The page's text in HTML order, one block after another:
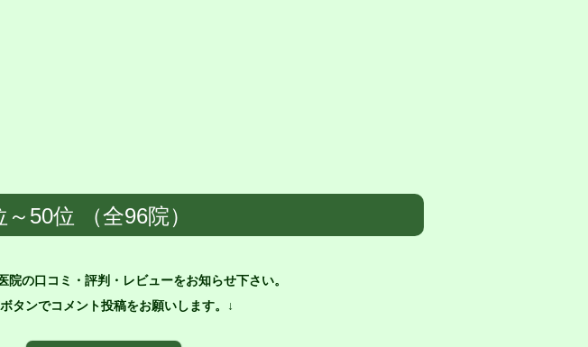
50位 （全96院）
院の口コミ・評判・レビューをお知らせ下さい。
タンでコメント投稿をお願いします。↓